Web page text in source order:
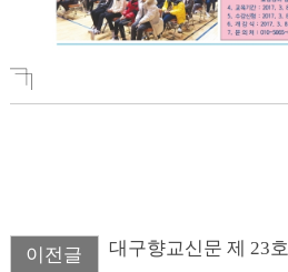
이전글 대구향교신문 제 23호